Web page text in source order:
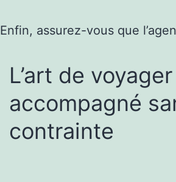
Enfin, assurez-vous que
L’art de voyager
accompagné
contrainte